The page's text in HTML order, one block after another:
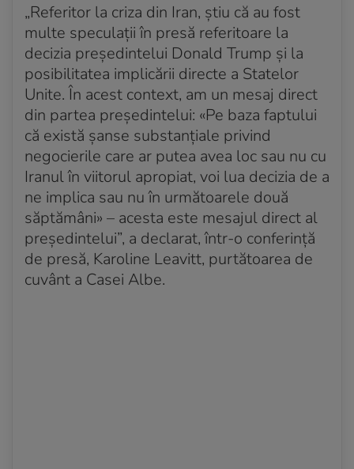
„Referitor la criza din Iran, știu că au fost
multe speculații în presă referitoare la
decizia președintelui Donald Trump și la
posibilitatea implicării directe a Statelor
Unite. În acest context, am un mesaj direct
din partea președintelui: «Pe baza faptului
că există șanse substanțiale privind
negocierile care ar putea avea loc sau nu cu
Iranul în viitorul apropiat, voi lua decizia de a
ne implica sau nu în următoarele două
săptămâni» – acesta este mesajul direct al
președintelui”, a declarat, într-o conferință
de presă, Karoline Leavitt, purtătoarea de
cuvânt a Casei Albe.